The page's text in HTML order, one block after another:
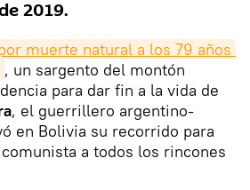
2019.
muerte natural a los 79 años
, un sargento del montón
para dar fin a la vida de
, el guerrillero argentino-
en Bolivia su recorrido para
a todos los rincones